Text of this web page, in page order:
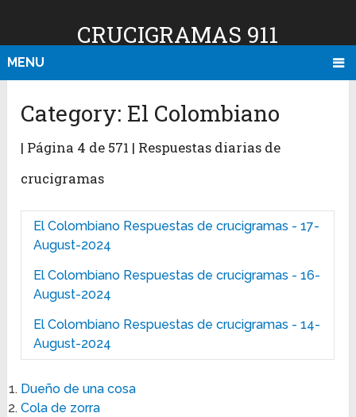
CRUCIGRAMAS 911
MENU
Category: El Colombiano
| Página 4 de 571 | Respuestas diarias de
crucigramas
El Colombiano Respuestas de crucigramas - 17-
August-2024
El Colombiano Respuestas de crucigramas - 16-
August-2024
El Colombiano Respuestas de crucigramas - 14-
August-2024
Dueño de una cosa
Cola de zorra